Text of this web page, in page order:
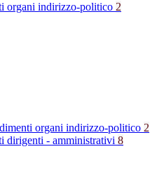
organi indirizzo-politico 2
organi indirizzo-politico 2
dirigenti - amministrativi 8